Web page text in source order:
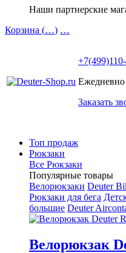
Наши партнерские
Корзина (…) …
Заказать
Топ продаж
Рюкзаки
Все Рюкзаки
Популярные товары
Велорюкзаки Deuter
Рюкзаки для бега
большие Deuter
Велорюкзак